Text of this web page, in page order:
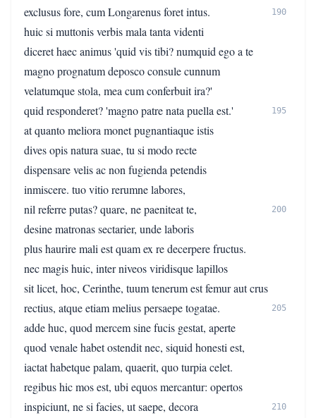
exclusus fore, cum Longarenus foret intus.
190
huic si muttonis verbis mala tanta videnti
diceret haec animus 'quid vis tibi? numquid ego a te
magno prognatum deposco consule cunnum
velatumque stola, mea cum conferbuit ira?'
quid responderet? 'magno patre nata puella est.'
195
at quanto meliora monet pugnantiaque istis
dives opis natura suae, tu si modo recte
dispensare velis ac non fugienda petendis
inmiscere. tuo vitio rerumne labores,
nil referre putas? quare, ne paeniteat te,
200
desine matronas sectarier, unde laboris
plus haurire mali est quam ex re decerpere fructus.
nec magis huic, inter niveos viridisque lapillos
sit licet, hoc, Cerinthe, tuum tenerum est femur aut crus
rectius, atque etiam melius persaepe togatae.
205
adde huc, quod mercem sine fucis gestat, aperte
quod venale habet ostendit nec, siquid honesti est,
iactat habetque palam, quaerit, quo turpia celet.
regibus hic mos est, ubi equos mercantur: opertos
inspiciunt, ne si facies, ut saepe, decora
210